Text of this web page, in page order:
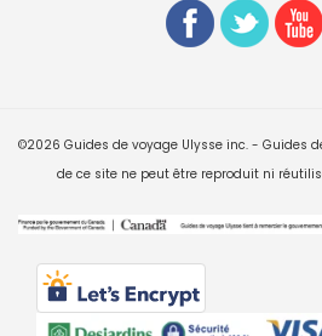
©2026 Guides de voyage Ulysse inc. - Guides
de ce site ne peut être reproduit ni